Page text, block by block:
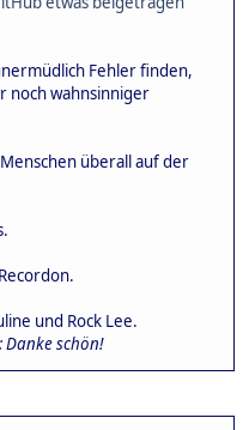
Fehler finden,
noch wahnsinniger
überall auf der
und Rock Lee.
Danke schön!